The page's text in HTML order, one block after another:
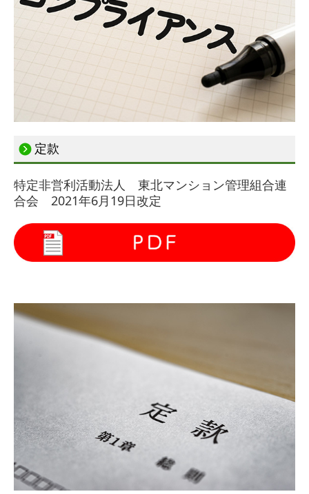
定款
特定非営利活動法人 東北マンション管理組合連
合会 2021年6月19日改定